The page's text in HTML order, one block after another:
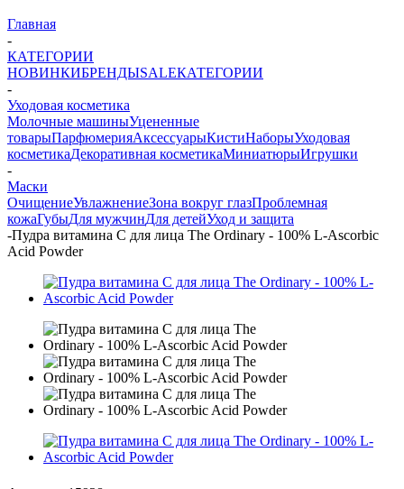
Главная
-
КАТЕГОРИИ
НОВИНКИБРЕНДЫSALEКАТЕГОРИИ
-
Уходовая косметика
Молочные машиныУцененные
товарыПарфюмерияАксессуарыКистиНаборыУходовая
косметикаДекоративная косметикаМиниатюрыИгрушки
-
Маски
ОчищениеУвлажнениеЗона вокруг глазПроблемная
кожаГубыДля мужчинДля детейУход и защита
-Пудра витамина С для лица The Ordinary - 100% L-Ascorbic
Acid Powder